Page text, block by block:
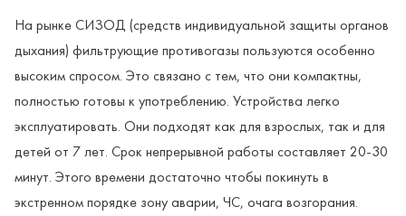
На рынке СИЗОД (средств индивидуальной защиты органов
дыхания) фильтрующие противогазы пользуются особенно
высоким спросом. Это связано с тем, что они компактны,
полностью готовы к употреблению. Устройства легко
эксплуатировать. Они подходят как для взрослых, так и для
детей от 7 лет. Срок непрерывной работы составляет 20-30
минут. Этого времени достаточно чтобы покинуть в
экстренном порядке зону аварии, ЧС, очага возгорания.